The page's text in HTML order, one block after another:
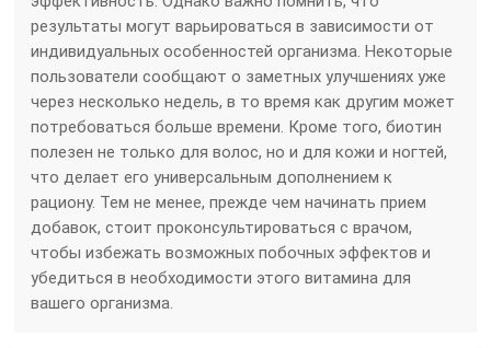
Биотин – Витамин красоты и молодости. Польза и вред биотина. Витамин B7, H, коэнзим R.